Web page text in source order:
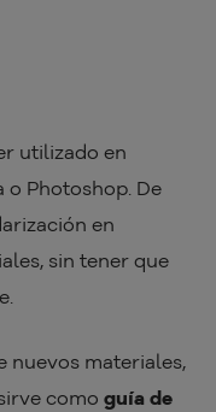
utilizado en
o Photoshop. De
en
sin tener que
nuevos materiales,
como guía de